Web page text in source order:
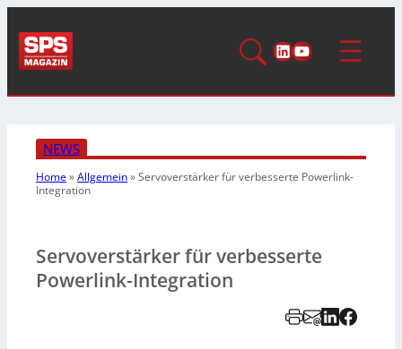
LinkedIn
YouTube
NEWS
Home»Allgemein»Servoverstärker für verbesserte Powerlink-
Integration
Servoverstärker für verbesserte
Powerlink-Integration